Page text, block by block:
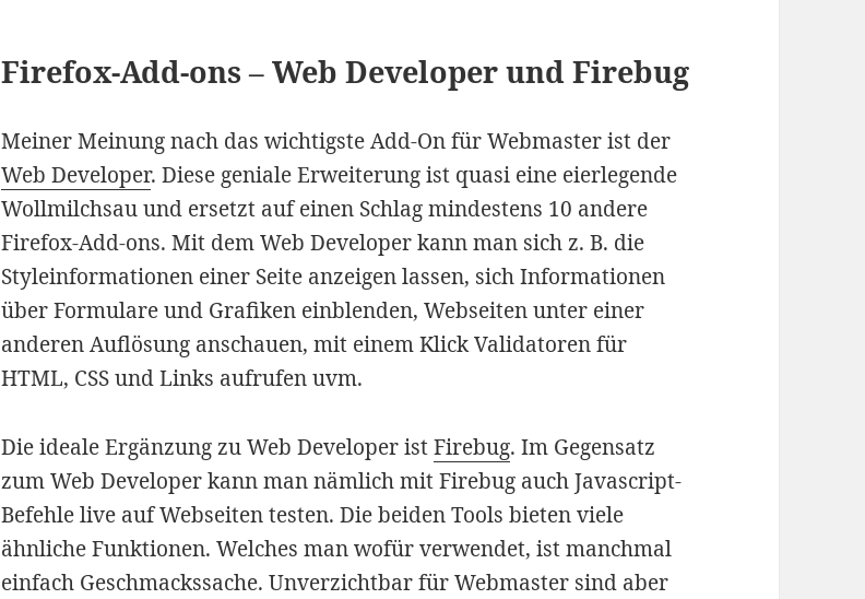
Firefox-Add-ons – Web Developer und Firebug
Meiner Meinung nach das wichtigste Add-On für Webmaster ist der
Web Developer. Diese geniale Erweiterung ist quasi eine eierlegende
Wollmilchsau und ersetzt auf einen Schlag mindestens 10 andere
Firefox-Add-ons. Mit dem Web Developer kann man sich z. B. die
Styleinformationen einer Seite anzeigen lassen, sich Informationen
über Formulare und Grafiken einblenden, Webseiten unter einer
anderen Auflösung anschauen, mit einem Klick Validatoren für
HTML, CSS und Links aufrufen uvm.
Die ideale Ergänzung zu Web Developer istFirebug. Im Gegensatz
zum Web Developer kann man nämlich mit Firebug auch Javascript-
Befehle live auf Webseiten testen. Die beiden Tools bieten viele
ähnliche Funktionen. Welches man wofür verwendet, ist manchmal
einfach Geschmackssache. Unverzichtbar für Webmaster sind aber